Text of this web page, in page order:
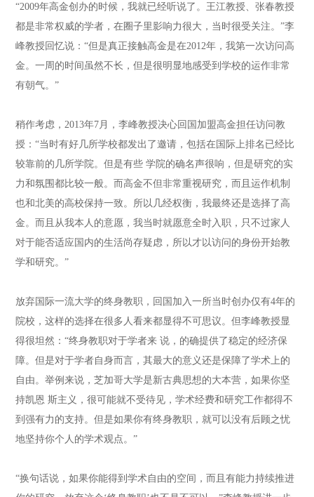
“2009年高金创办的时候，我就已经听说了。王江教授、张春教授
都是非常权威的学者，在圈子里影响力很大，当时很受关注。”李
峰教授回忆说：“但是真正接触高金是在2012年，我第一次访问高
金。一周的时间虽然不长，但是很明显地感受到学校的运作非常
有朝气。”
稍作考虑，2013年7月，李峰教授决心回国加盟高金担任访问教
授：“当时有好几所学校都发出了邀请，包括在国际上排名已经比
较靠前的几所学院。但是有些 学院的确名声很响，但是研究的实
力和氛围都比较一般。而高金不但非常重视研究，而且运作机制
也和北美的高校保持一致。所以几经权衡，我最终还是选择了高
金。而且从我本人的意愿，我当时就愿意全时入职，只不过家人
对于能否适应国内的生活尚存疑虑，所以才以访问的身份开始教
学和研究。”
放弃国际一流大学的终身教职，回国加入一所当时创办仅有4年的
院校，这样的选择在很多人看来都显得不可思议。但李峰教授显
得很坦然：“终身教职对于学者来 说，的确提供了稳定的经济保
障。但是对于学者自身而言，其最大的意义还是保障了学术上的
自由。举例来说，芝加哥大学是新古典思想的大本营，如果你坚
持凯恩 斯主义，很可能就不受待见，学术经费和研究工作都得不
到强有力的支持。但是如果你有终身教职，就可以没有后顾之忧
地坚持你个人的学术观点。”
“换句话说，如果你能得到学术自由的空间，而且有能力持续推进